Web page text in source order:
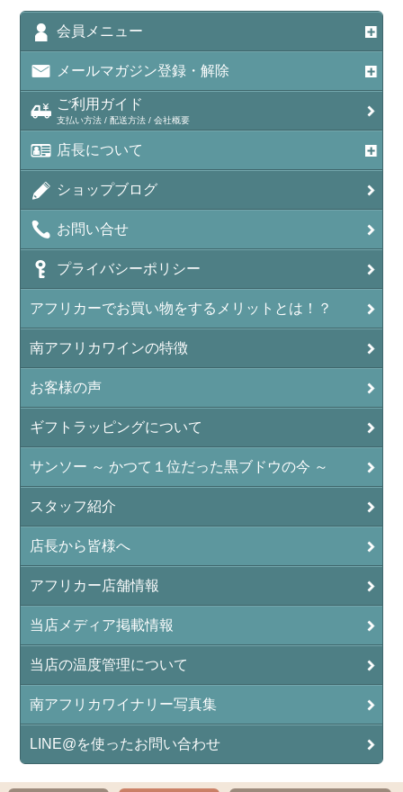
会員メニュー
メールマガジン登録・解除
ご利用ガイド
支払い方法 / 配送方法 / 会社概要
店長について
ショップブログ
お問い合せ
プライバシーポリシー
アフリカーでお買い物をするメリットとは！？
南アフリカワインの特徴
お客様の声
ギフトラッピングについて
サンソー ～ かつて１位だった黒ブドウの今 ～
スタッフ紹介
店長から皆様へ
アフリカー店舗情報
当店メディア掲載情報
当店の温度管理について
南アフリカワイナリー写真集
LINE@を使ったお問い合わせ